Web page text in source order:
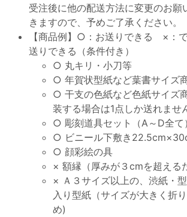
受注後に他の配送方法に変更のお願
きますので、予めご了承ください。
【商品例】○：お送りできる ×
送りできる（条件付き）
○ 丸キリ・小刀等
○ 年賀状型紙など葉書サイズ
○ 干支の色紙など色紙サイズ
装する場合は1点しか送れませ
○ 彫刻道具セット（A～D全て）
○ ビニール下敷き
○ 顔彩絵の具
× 額縁（厚みが３cmを超える
× Ａ３サイズ以上の、渋紙・
入り型紙（サイズが大きく折
め)